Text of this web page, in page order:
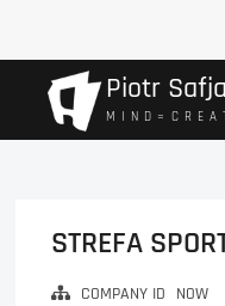
Piotr
M I N D = C R E A
STREFA
COMPANY ID
NOW